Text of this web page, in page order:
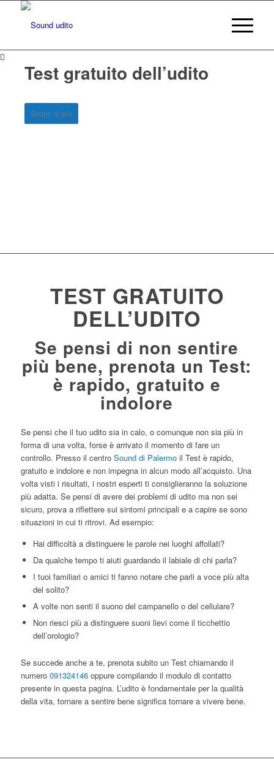
Test gratuito dell’udito
Scopri di più
TEST GRATUITO
DELL’UDITO
Se pensi di non sentire
più bene, prenota un Test:
è rapido, gratuito e
indolore
Se pensi che il tuo udito sia in calo, o comunque non sia più in
forma di una volta, forse è arrivato il momento di fare un
controllo. Presso il centro Sound di Palermoil Test è rapido,
gratuito e indolore e non impegna in alcun modo all’acquisto. Una
volta visti i risultati, i nostri esperti ti consiglieranno la soluzione
più adatta. Se pensi di avere dei problemi di udito ma non sei
sicuro, prova a riflettere sui sintomi principali e a capire se sono
situazioni in cui ti ritrovi. Ad esempio:
Hai difficoltà a distinguere le parole nei luoghi affollati?
Da qualche tempo ti aiuti guardando il labiale di chi parla?
I tuoi familiari o amici ti fanno notare che parli a voce più alta
del solito?
A volte non senti il suono del campanello o del cellulare?
Non riesci più a distinguere suoni lievi come il ticchettio
dell’orologio?
Se succede anche a te, prenota subito un Test chiamando il
numero 091324146oppure compilando il modulo di contatto
presente in questa pagina. L’udito è fondamentale per la qualità
della vita, tornare a sentire bene significa tornare a vivere bene.